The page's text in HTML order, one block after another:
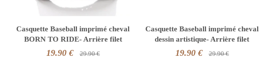
Casquette Baseball imprimé cheval
BORN TO RIDE- Arrière filet
19.90 € 29.90 €
Casquette Baseball imprimé cheval
dessin artistique- Arrière filet
19.90 € 29.90 €